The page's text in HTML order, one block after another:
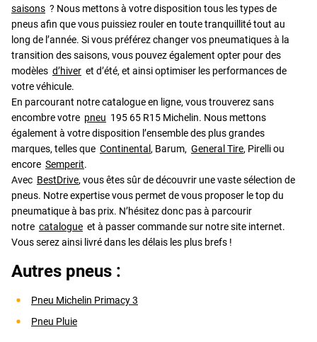
saisons ? Nous mettons à votre disposition tous les types de
pneus afin que vous puissiez rouler en toute tranquillité tout au
long de l’année. Si vous préférez changer vos pneumatiques à la
transition des saisons, vous pouvez également opter pour des
modèles d’hiver et d’été, et ainsi optimiser les performances de
votre véhicule.
En parcourant notre catalogue en ligne, vous trouverez sans
encombre votre pneu 195 65 R15 Michelin. Nous mettons
également à votre disposition l’ensemble des plus grandes
marques, telles que Continental , Barum, General Tire, Pirelli ou
encore Semperit.
Avec BestDrive, vous êtes sûr de découvrir une vaste sélection de
pneus. Notre expertise vous permet de vous proposer le top du
pneumatique à bas prix. N’hésitez donc pas à parcourir
notre catalogue et à passer commande sur notre site internet.
Vous serez ainsi livré dans les délais les plus brefs !
Autres pneus :
Pneu Michelin Primacy 3
Pneu Pluie